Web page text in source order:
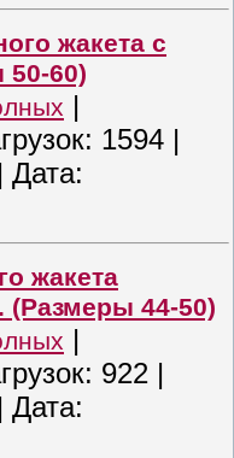
жакета с
50-60)
|
1594 |
| Дата:
жакета
(Размеры 44-50)
|
922 |
| Дата: